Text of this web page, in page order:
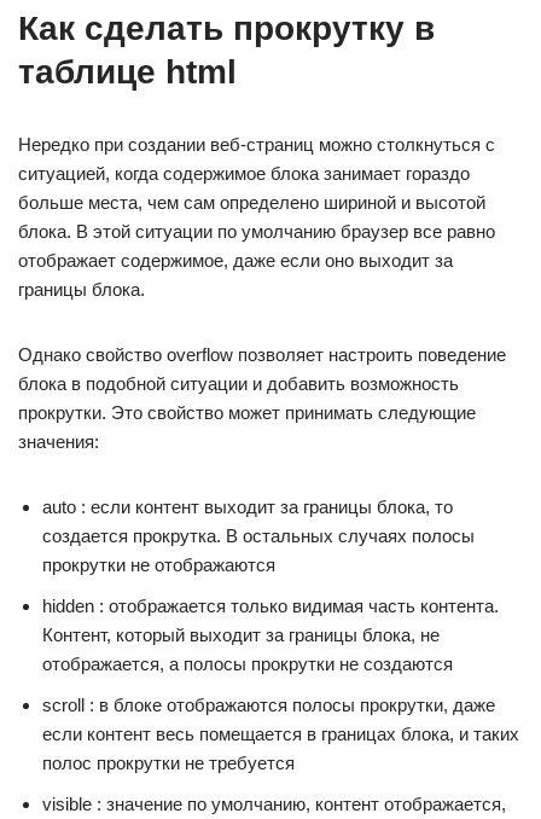
Как сделать прокрутку в
таблице html
Нередко при создании веб-страниц можно столкнуться с
ситуацией, когда содержимое блока занимает гораздо
больше места, чем сам определено шириной и высотой
блока. В этой ситуации по умолчанию браузер все равно
отображает содержимое, даже если оно выходит за
границы блока.
Однако свойство overflow позволяет настроить поведение
блока в подобной ситуации и добавить возможность
прокрутки. Это свойство может принимать следующие
значения:
auto : если контент выходит за границы блока, то
создается прокрутка. В остальных случаях полосы
прокрутки не отображаются
hidden : отображается только видимая часть контента.
Контент, который выходит за границы блока, не
отображается, а полосы прокрутки не создаются
scroll : в блоке отображаются полосы прокрутки, даже
если контент весь помещается в границах блока, и таких
полос прокрутки не требуется
visible : значение по умолчанию, контент отображается,